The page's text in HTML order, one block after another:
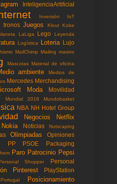
InteligenciaArtificial
Inversión IoT
tronos Juegos Klout Kobe
LaLiga Lego Leyenda
Logística Loteria
Lujo
MailChimp Mailing masivo
Mascotas Material de oficina
ambiente
Medios de
Mercedes Merchandising
Moda
Movilidad
Mundial 2018
Mundobasket
NBA NH Hotel Group
Negocios Netflix
Nokia Noticias
Nutscaping
Olimpiadas Opiniones
PP PSOE Packaging
Paro Patrocinio Pepsi
Shopper
Personal
Pinterest
PlayStation
Portugal Posicionamiento